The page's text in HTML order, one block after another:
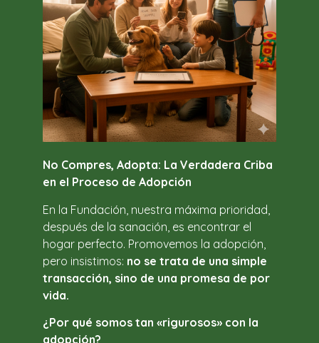
No Compres, Adopta: La Verdadera Criba
en el Proceso de Adopción
En la Fundación, nuestra máxima prioridad,
después de la sanación, es encontrar el
hogar perfecto. Promovemos la adopción,
pero insistimos: no se trata de una simple
transacción, sino de una promesa de por
vida.
¿Por qué somos tan «rigurosos» con la
adopción?